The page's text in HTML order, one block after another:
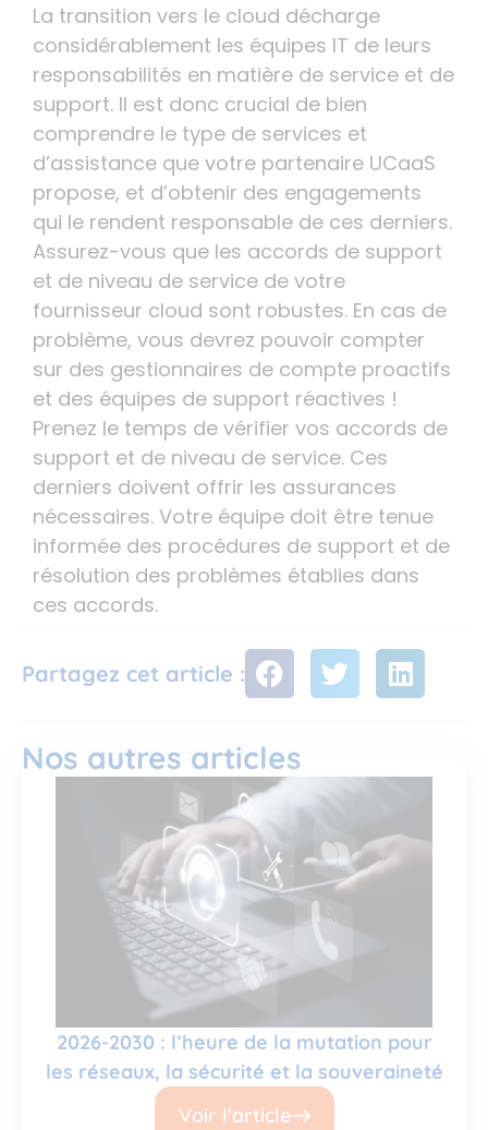
La transition vers le cloud décharge
considérablement les équipes IT de leurs
responsabilités en matière de service et de
support. Il est donc crucial de bien
comprendre le type de services et
d’assistance que votre partenaire UCaaS
propose, et d’obtenir des engagements
qui le rendent responsable de ces derniers.
Assurez-vous que les accords de support
et de niveau de service de votre
fournisseur cloud sont robustes. En cas de
problème, vous devrez pouvoir compter
sur des gestionnaires de compte proactifs
et des équipes de support réactives !
Prenez le temps de vérifier vos accords de
support et de niveau de service. Ces
derniers doivent offrir les assurances
nécessaires. Votre équipe doit être tenue
informée des procédures de support et de
résolution des problèmes établies dans
ces accords.
Partagez cet article :
Nos autres articles
2026-2030 : l’heure de la mutation pour
les réseaux, la sécurité et la souveraineté
Voir l'article